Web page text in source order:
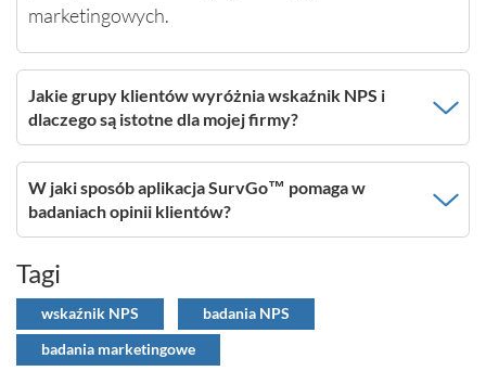
marketingowych.
Jakie grupy klientów wyróżnia wskaźnik NPS i
dlaczego są istotne dla mojej firmy?
W jaki sposób aplikacja SurvGo™ pomaga w
badaniach opinii klientów?
Tagi
wskaźnik NPS badania NPS
badania marketingowe